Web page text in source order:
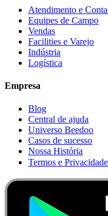
Atendimento e
Equipes de Campo
Vendas
Facilities e Varejo
Indústria
Logística
Empresa
Blog
Central de ajuda
Universo Beedoo
Casos de sucesso
Nossa História
Termos e Privacidade